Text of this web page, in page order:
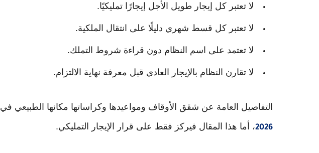
لا تعتبر كل إيجار طويل الأجل إيجارًا تمليكيًا.
لا تعتبر كل قسط شهري دليلًا على انتقال الملكية.
لا تعتمد على اسم النظام دون قراءة شروط التملك.
لا تقارن النظام بالإيجار العادي قبل معرفة نهاية الالتزام.
التفاصيل العامة عن شقق الأوقاف ومواعيدها وكراساتها مكانها الطبيعي في
2026، أما هذا المقال فيركز فقط على قرار الإيجار التمليكي.